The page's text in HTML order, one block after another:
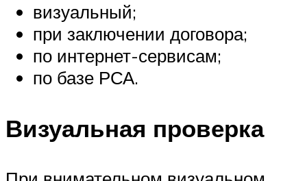
визуальный;
при заключении договора;
по интернет-сервисам;
по базе РСА.
Визуальная проверка